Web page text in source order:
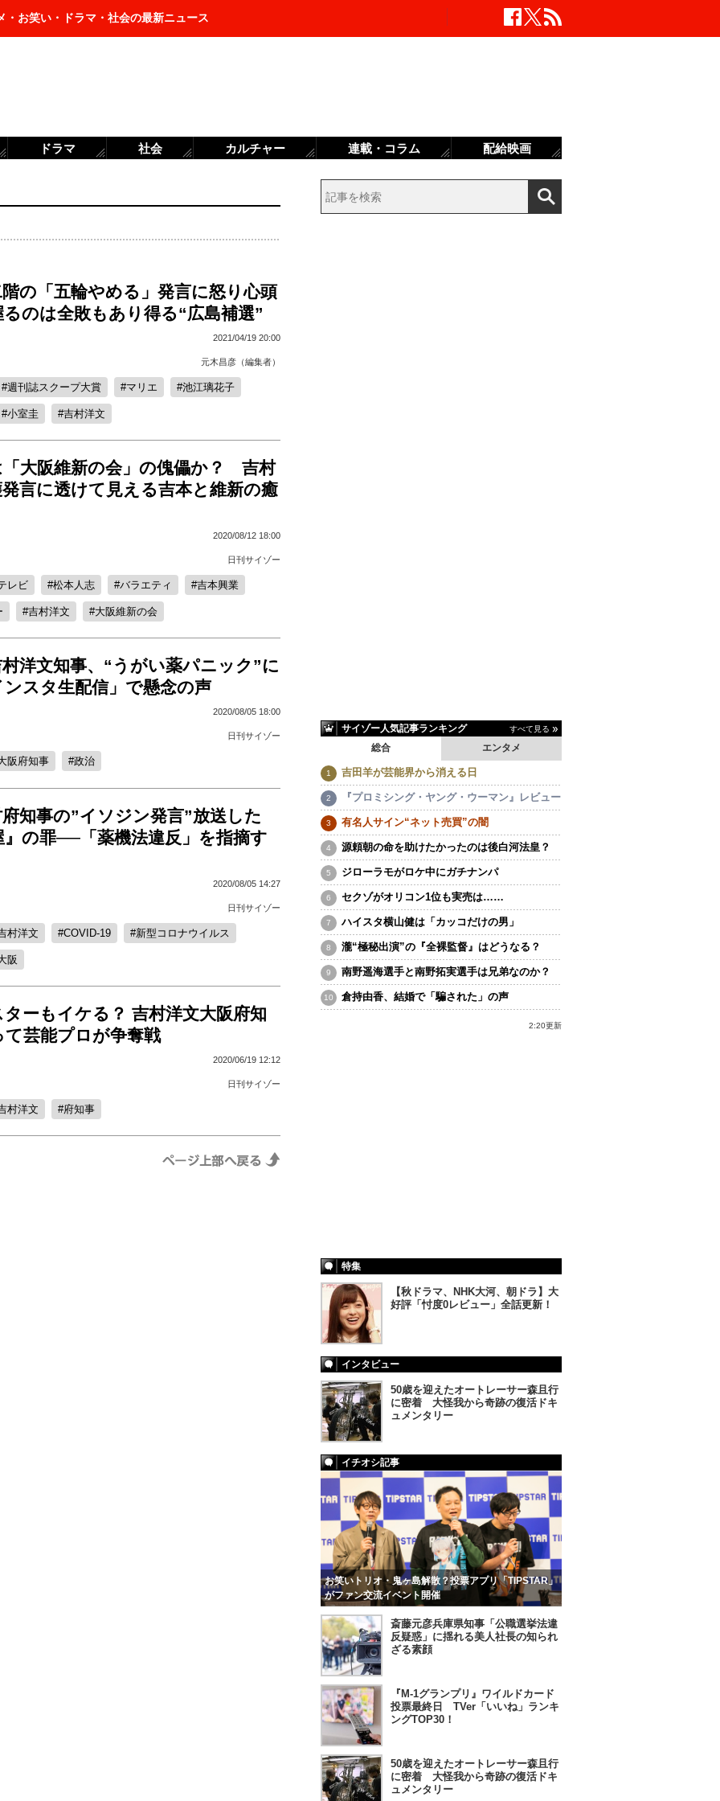
・お笑い・ドラマ・社会の最新ニュース
の「五輪やめる」発言に怒り心頭
のは全敗もあり得る“広島補選”
2021/04/19 20:00
元木昌彦（編集者）
週刊誌スクープ大賞 マリエ 池江璃花子
小室圭 吉村洋文
「大阪維新の会」の傀儡か？ 吉村
言に透けて見える吉本と維新の癒
2020/08/12 18:00
日刊サイゾー
レビ 松本人志 バラエティ 吉本興業
吉村洋文 大阪維新の会
洋文知事、“うがい薬パニック”に
スタ生配信」で懸念の声
2020/08/05 18:00
日刊サイゾー
阪府知事 政治
知事の”イソジン発言”放送した
の罪──「薬機法違反」を指摘す
2020/08/05 14:27
日刊サイゾー
村洋文 COVID-19 新型コロナウイルス
阪
ーもイケる？ 吉村洋文大阪府知
芸能プロが争奪戦
2020/06/19 12:12
日刊サイゾー
村洋文 府知事
サイゾー人気記事ランキング すべて見る
エンタメ
総合
吉田羊が芸能界から消える日
『プロミシング・ヤング・ウーマン』レビュー
有名人サイン“ネット売買”の闇
源頼朝の命を助けたかったのは後白河法皇？
ジローラモがロケ中にガチナンパ
セクゾがオリコン1位も実売は……
ハイスタ横山健は「カッコだけの男」
瀧“極秘出演”の『全裸監督』はどうなる？
南野遥海選手と南野拓実選手は兄弟なのか？
倉持由香、結婚で「騙された」の声
2:20更新
特集
【秋ドラマ、NHK大河、朝ドラ】大
好評「忖度0レビュー」全話更新！
インタビュー
50歳を迎えたオートレーサー森且行
に密着 大怪我から奇跡の復活ドキ
ュメンタリー
イチオシ記事
お笑いトリオ・鬼ヶ島解散？投票アプリ「TIPSTAR」
がファン交流イベント開催
斎藤元彦兵庫県知事「公職選挙法違
反疑惑」に揺れる美人社長の知られ
ざる素顔
『M-1グランプリ』ワイルドカード
投票最終日 TVer「いいね」ランキ
ングTOP30！
50歳を迎えたオートレーサー森且行
に密着 大怪我から奇跡の復活ドキ
ュメンタリー
ドラマ 社会 カルチャー 連載・コラム 配給映画